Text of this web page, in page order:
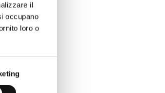
il
occupano
loro o